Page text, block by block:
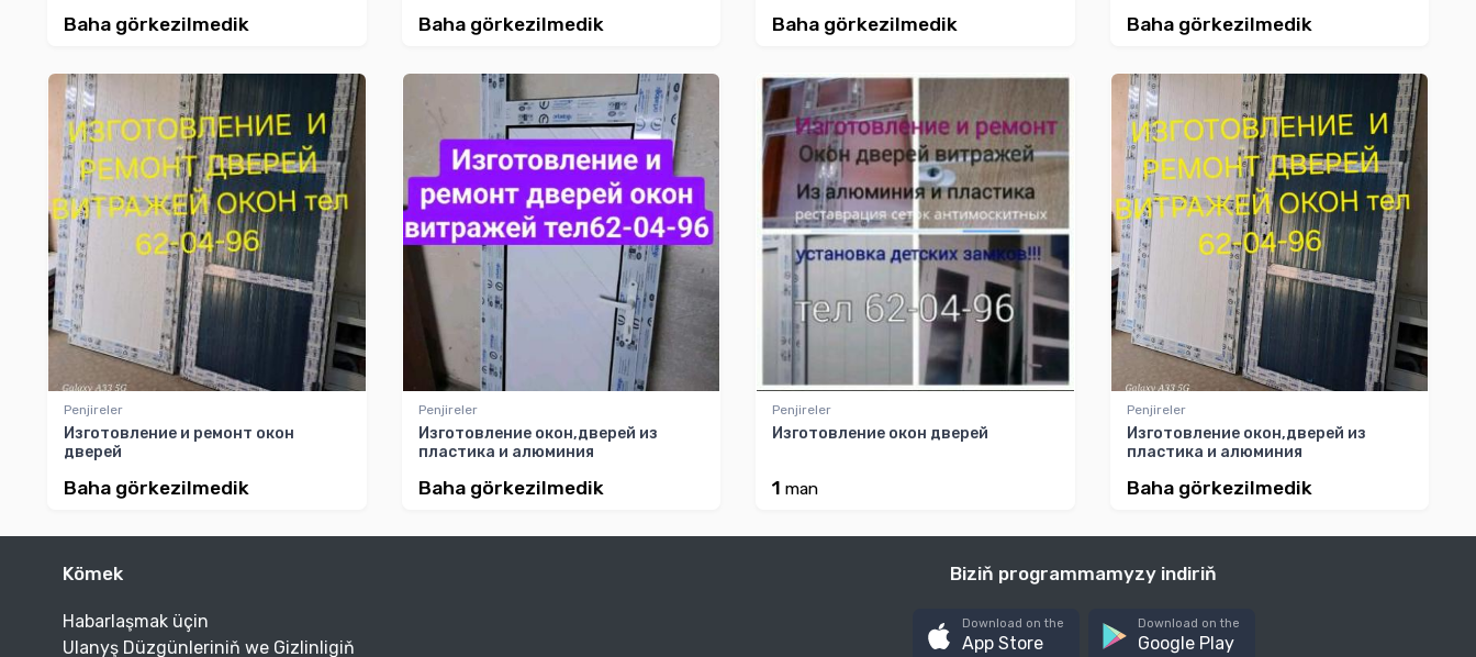
Baha görkezilmedik Baha görkezilmedik Baha görkezilmedik Baha görkezilmedik
Penjireler
Изготовление и ремонт окон
дверей
Baha görkezilmedik
Penjireler
Изготовление окон,дверей из
пластика и алюминия
Baha görkezilmedik
Penjireler
Изготовление окон дверей
1 man
Penjireler
Изготовление окон,дверей из
пластика и алюминия
Baha görkezilmedik
Kömek
Habarlaşmak üçin
Ulanyş Düzgünleriniň we Gizlinligiň
Biziň programmamyzy indiriň
Download on the
App Store
Download on the
Google Play